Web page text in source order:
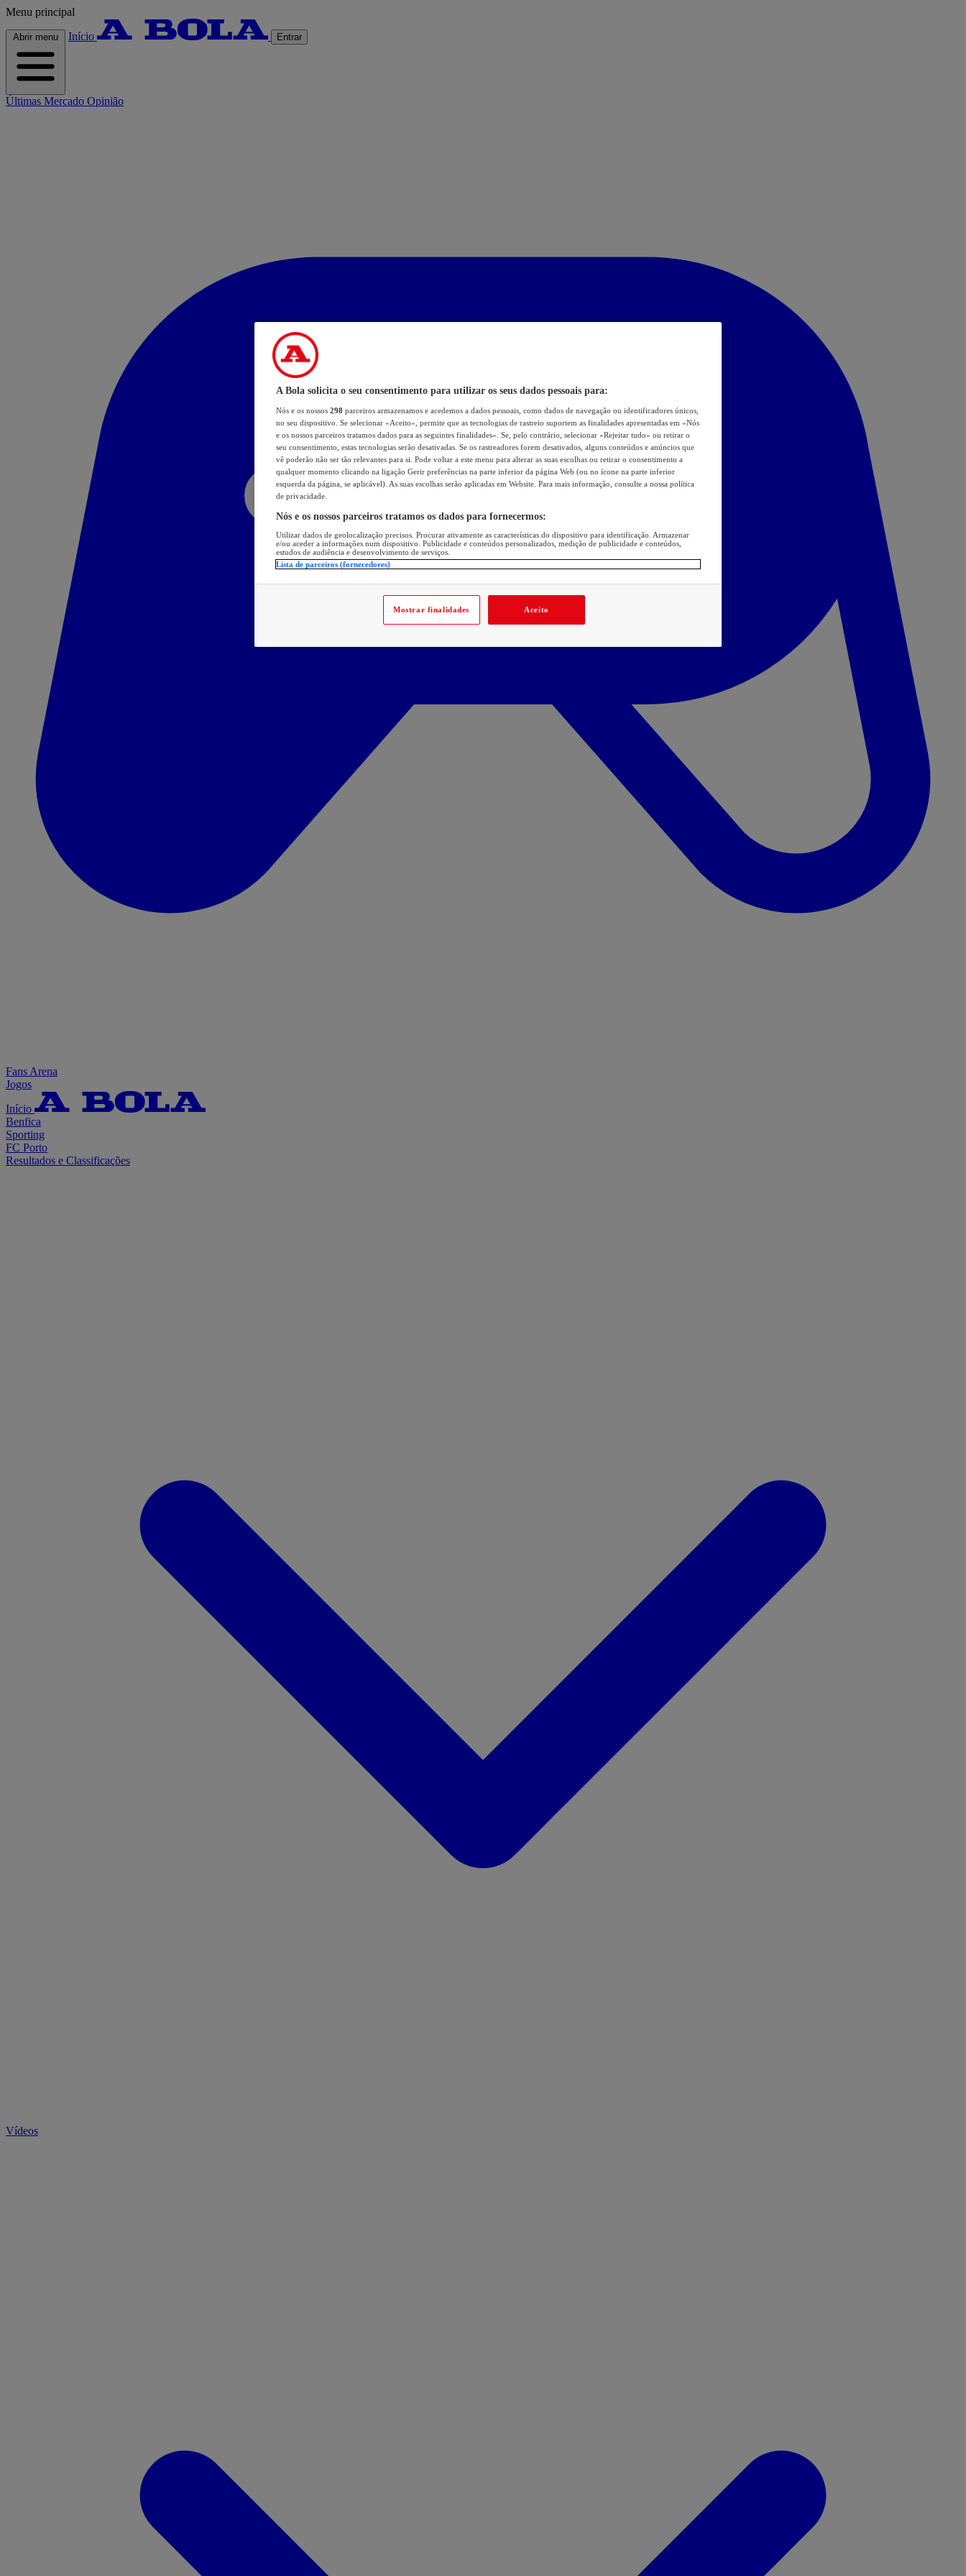
Menu principal
Abrir menu Início Entrar
Últimas Mercado Opinião
Fans Arena
Jogos
Início
Benfica
Sporting
FC Porto
Resultados e Classificações
Vídeos
A Bola solicita o seu consentimento para utilizar os seus dados pessoais para:
Nós e os nossos 298 parceiros armazenamos e acedemos a dados pessoais, como dados de navegação ou identificadores únicos,
no seu dispositivo. Se selecionar «Aceito», permite que as tecnologias de rastreio suportem as finalidades apresentadas em «Nós
e os nossos parceiros tratamos dados para as seguintes finalidades». Se, pelo contrário, selecionar «Rejeitar tudo» ou retirar o
seu consentimento, estas tecnologias serão desativadas. Se os rastreadores forem desativados, alguns conteúdos e anúncios que
vê poderão não ser tão relevantes para si. Pode voltar a este menu para alterar as suas escolhas ou retirar o consentimento a
qualquer momento clicando na ligação Gerir preferências na parte inferior da página Web (ou no ícone na parte inferior
esquerda da página, se aplicável). As suas escolhas serão aplicadas em Website. Para mais informação, consulte a nossa política
de privacidade.
Nós e os nossos parceiros tratamos os dados para fornecermos:
Utilizar dados de geolocalização precisos. Procurar ativamente as características do dispositivo para identificação. Armazenar
e/ou aceder a informações num dispositivo. Publicidade e conteúdos personalizados, medição de publicidade e conteúdos,
estudos de audiência e desenvolvimento de serviços.
Lista de parceiros (fornecedores)
Mostrar finalidades Aceito